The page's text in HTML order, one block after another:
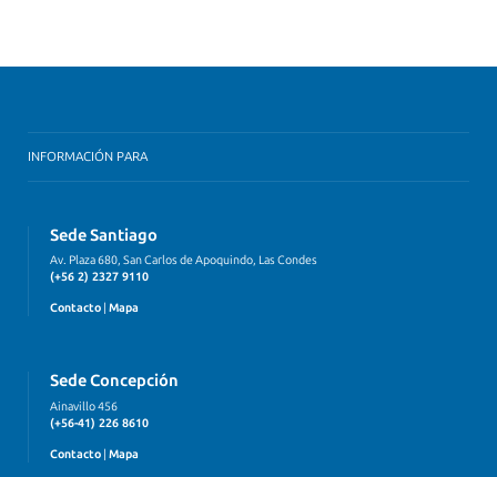
INFORMACIÓN PARA
Sede Santiago
Av. Plaza 680, San Carlos de Apoquindo, Las Condes
(+56 2) 2327 9110
Contacto Mapa
Sede Concepción
Ainavillo 456
(+56-41) 226 8610
Contacto | Mapa